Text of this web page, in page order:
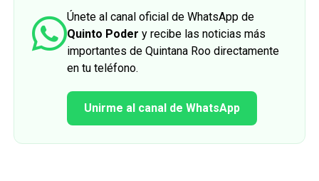
Únete al canal oficial de WhatsApp de
Quinto Poder y recibe las noticias más
importantes de Quintana Roo directamente
en tu teléfono.
Unirme al canal de WhatsApp